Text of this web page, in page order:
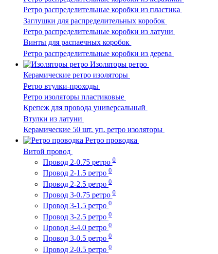
Ретро распределительные коробки из пластика
Заглушки для распределительных коробок
Ретро распределительные коробки из латуни
Винты для распаечных коробок
Ретро распределительные коробки из дерева
Изоляторы ретро
Керамические ретро изоляторы
Ретро втулки-проходы
Ретро изоляторы пластиковые
Крепеж для провода универсальный
Втулки из латуни
Керамические 50 шт. уп. ретро изоляторы
Ретро проводка
Витой провод
Провод 2-0.75 ретро 0
Провод 2-1.5 ретро 0
Провод 2-2.5 ретро 0
Провод 3-0.75 ретро 0
Провод 3-1.5 ретро 0
Провод 3-2.5 ретро 0
Провод 3-4.0 ретро 0
Провод 3-0.5 ретро 0
Провод 2-0.5 ретро 0